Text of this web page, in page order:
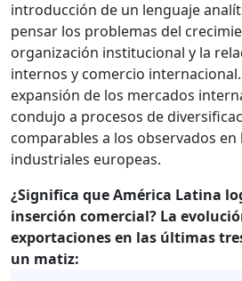
introducción de un lenguaje
pensar los problemas del
organización institucional y la
internos y comercio
expansión de los mercados
condujo a procesos de
comparables a los observados en
industriales europeas.
¿Significa que América Latina
inserción comercial? La
exportaciones en las últimas
un matiz: